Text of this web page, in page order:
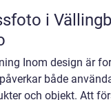
i
Inom design är
både
och objekt. Att